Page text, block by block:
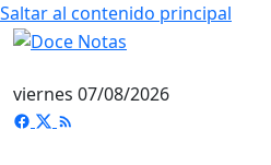
Saltar al contenido principal
viernes 07/08/2026